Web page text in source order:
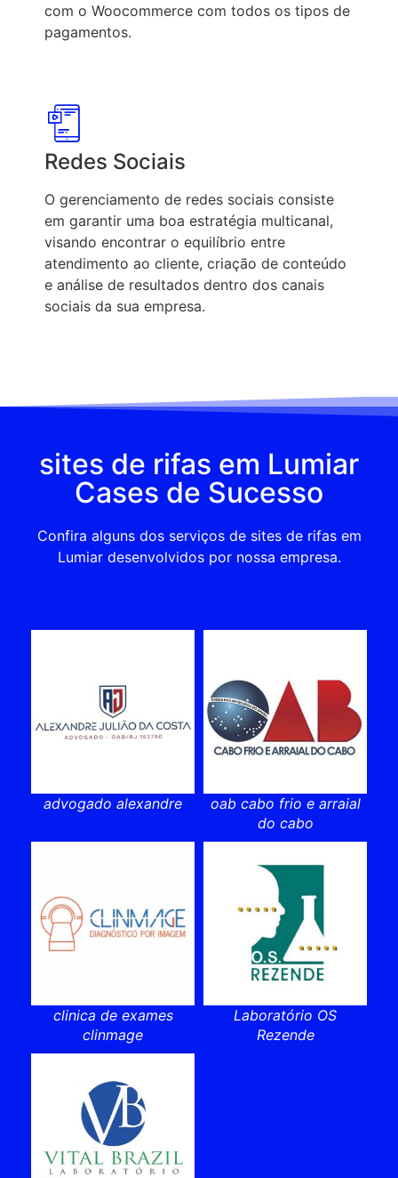
com o Woocommerce com todos os tipos de
pagamentos.
Redes Sociais
O gerenciamento de redes sociais consiste
em garantir uma boa estratégia multicanal,
visando encontrar o equilíbrio entre
atendimento ao cliente, criação de conteúdo
e análise de resultados dentro dos canais
sociais da sua empresa.
sites de rifas em Lumiar
Cases de Sucesso
Confira alguns dos serviços de sites de rifas em
Lumiar desenvolvidos por nossa empresa.
advogado alexandre
oab cabo frio e arraial
do cabo
clinica de exames
clinmage
Laboratório OS
Rezende